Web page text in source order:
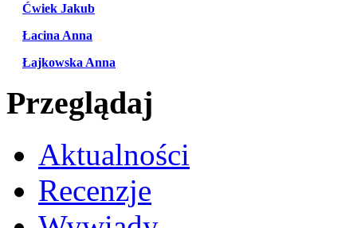
Ćwiek Jakub
Łacina Anna
Łajkowska Anna
Przeglądaj
Aktualności
Recenzje